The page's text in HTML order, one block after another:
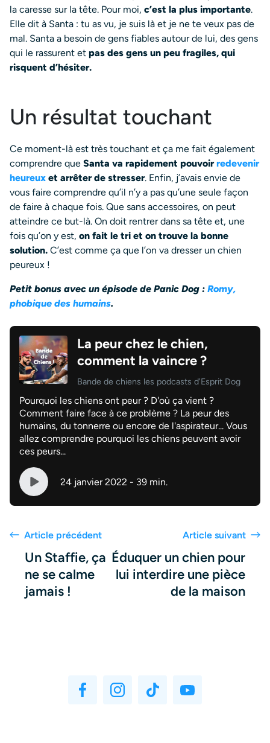
la caresse sur la tête. Pour moi, c’est la plus importante.
Elle dit à Santa : tu as vu, je suis là et je ne te veux pas de
mal. Santa a besoin de gens fiables autour de lui, des gens
qui le rassurent et pas des gens un peu fragiles, qui
risquent d’hésiter.
Un résultat touchant
Ce moment-là est très touchant et ça me fait également
comprendre que Santa va rapidement pouvoirredevenir
heureux et arrêter de stresser. Enfin, j’avais envie de
vous faire comprendre qu’il n’y a pas qu’une seule façon
de faire à chaque fois. Que sans accessoires, on peut
atteindre ce but-là. On doit rentrer dans sa tête et, une
fois qu’on y est, on fait le tri et on trouve la bonne
solution. C’est comme ça que l’on va dresser un chien
peureux !
Petit bonus avec un épisode de Panic Dog : Romy,
phobique des humains.
La peur chez le chien,
comment la vaincre ?
Bande de chiens les podcasts d'Esprit Dog
Pourquoi les chiens ont peur ? D'où ça vient ?
Comment faire face à ce problème ? La peur des
humains, du tonnerre ou encore de l'aspirateur... Vous
allez comprendre pourquoi les chiens peuvent avoir
ces peurs...
24 janvier 2022 - 39 min.
Article précédent
Un Staffie, ça
ne se calme
jamais !
Article suivant
Éduquer un chien pour
lui interdire une pièce
de la maison